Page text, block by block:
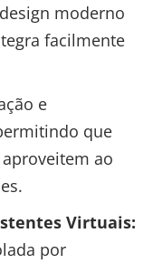
moderno
facilmente
e
que
ao
Virtuais:
por